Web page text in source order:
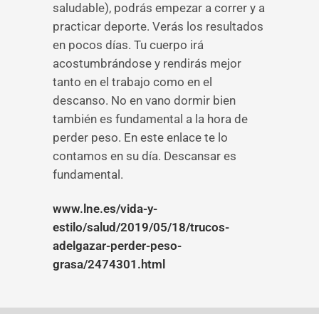
saludable), podrás empezar a correr y a
practicar deporte. Verás los resultados
en pocos días. Tu cuerpo irá
acostumbrándose y rendirás mejor
tanto en el trabajo como en el
descanso. No en vano dormir bien
también es fundamental a la hora de
perder peso. En este enlace te lo
contamos en su día. Descansar es
fundamental.
www.lne.es/vida-y-
estilo/salud/2019/05/18/trucos-
adelgazar-perder-peso-
grasa/2474301.html